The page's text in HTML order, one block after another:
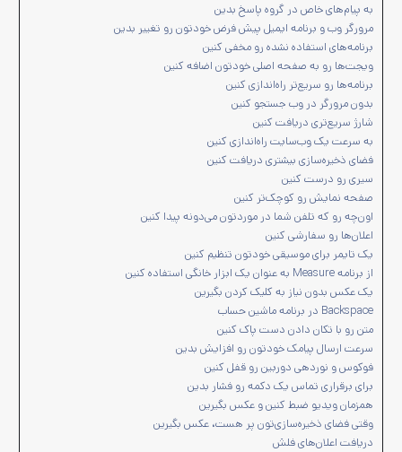
به پیام‌های خاص در گروه پاسخ بدین
مرورگر وب و برنامه ایمیل پیش فرض خودتون رو تغییر بدین
برنامه‌های استفاده نشده رو مخفی کنین
ویجت‌ها رو به صفحه اصلی خودتون اضافه کنین
برنامه‌ها رو سریع‌تر راه‌اندازی کنین
بدون مرورگر در وب جستجو کنین
شارژ سریع‌تری دریافت کنین
به سرعت یک وب‌سایت راه‌اندازی کنین
فضای ذخیره‌سازی بیشتری دریافت کنین
سیری رو درست کنین
صفحه نمایش رو کوچک‌تر کنین
اون‌چه رو که تلفن شما در موردتون می‌دونه پیدا کنین
اعلان‌ها رو سفارشی کنین
یک تایمر برای موسیقی خودتون تنظیم کنین
از برنامه Measure به عنوان یک ابزار خانگی استفاده کنین
یک عکس بدون نیاز به کلیک کردن بگیرین
Backspace در برنامه ماشین حساب
متن رو با تکان دادن دست پاک کنین
سرعت ارسال پیامک خودتون رو افزایش بدین
فوکوس و نوردهی دوربین رو قفل کنین
برای برقراری تماس یک دکمه رو فشار بدین
همزمان ویدیو ضبط کنین و عکس بگیرین
وقتی فضای ذخیره‌سازی‌تون پر هست، عکس بگیرین
دریافت اعلان‌های فلش